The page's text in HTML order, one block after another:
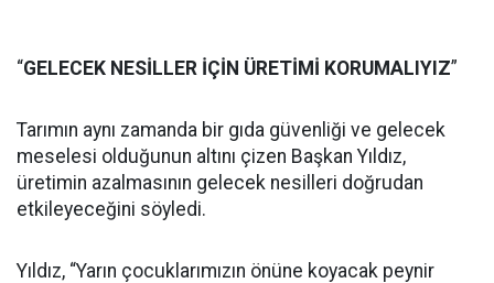
“GELECEK NESİLLER İÇİN ÜRETİMİ KORUMALIYIZ”
Tarımın aynı zamanda bir gıda güvenliği ve gelecek
meselesi olduğunun altını çizen Başkan Yıldız,
üretimin azalmasının gelecek nesilleri doğrudan
etkileyeceğini söyledi.
Yıldız, “Yarın çocuklarımızın önüne koyacak peynir